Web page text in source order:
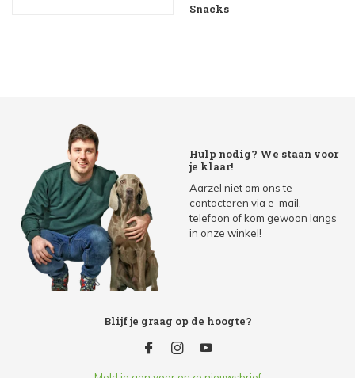
Snacks
Hulp nodig? We staan voor
je klaar!
Aarzel niet om ons te
contacteren via e-mail,
telefoon of kom gewoon langs
in onze winkel!
Blijf je graag op de hoogte?